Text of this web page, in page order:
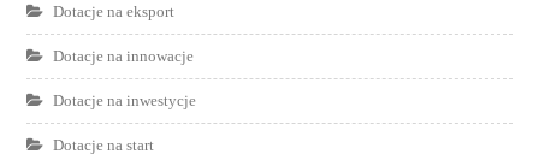
Dotacje na eksport
Dotacje na innowacje
Dotacje na inwestycje
Dotacje na start